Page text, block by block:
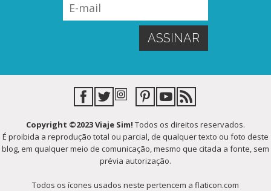
Copyright ©2023 Viaje Sim! Todos os direitos reservados.
É proibida a reprodução total ou parcial, de qualquer texto ou foto deste
blog, em qualquer meio de comunicação, mesmo que citada a fonte, sem
prévia autorização.
Todos os ícones usados neste pertencem a flaticon.com